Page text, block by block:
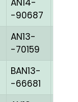
AN14-
-90687
AN13-
-70159
BAN13-
-66681